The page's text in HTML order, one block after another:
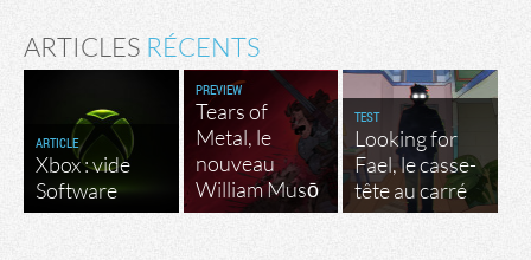
ARTICLES RÉCENTS
ARTICLE
Xbox : vide
Software
PREVIEW
Tears of
Metal, le
nouveau
William Musō
TEST
Looking for
Fael, le casse-
tête au carré